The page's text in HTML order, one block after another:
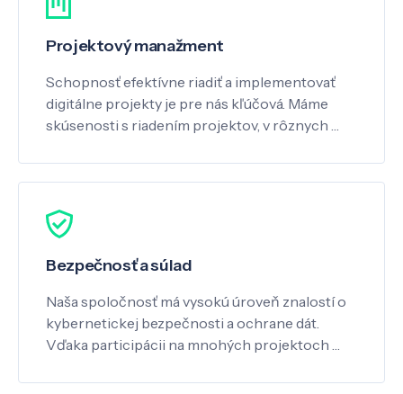
Projektový manažment
Schopnosť efektívne riadiť a implementovať
digitálne projekty je pre nás kľúčová. Máme
skúsenosti s riadením projektov, v rôznych …
Bezpečnosť a súlad
Naša spoločnosť má vysokú úroveň znalostí o
kybernetickej bezpečnosti a ochrane dát.
Vďaka participácii na mnohých projektoch …